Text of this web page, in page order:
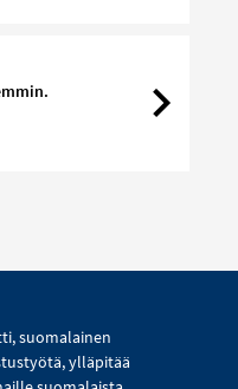
suomalainen
ylläpitää